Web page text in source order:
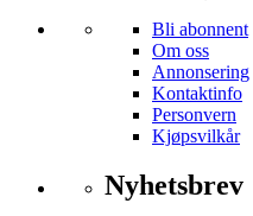
Bli abonnent
Om oss
Annonsering
Kontaktinfo
Personvern
Kjøpsvilkår
Nyhetsbrev